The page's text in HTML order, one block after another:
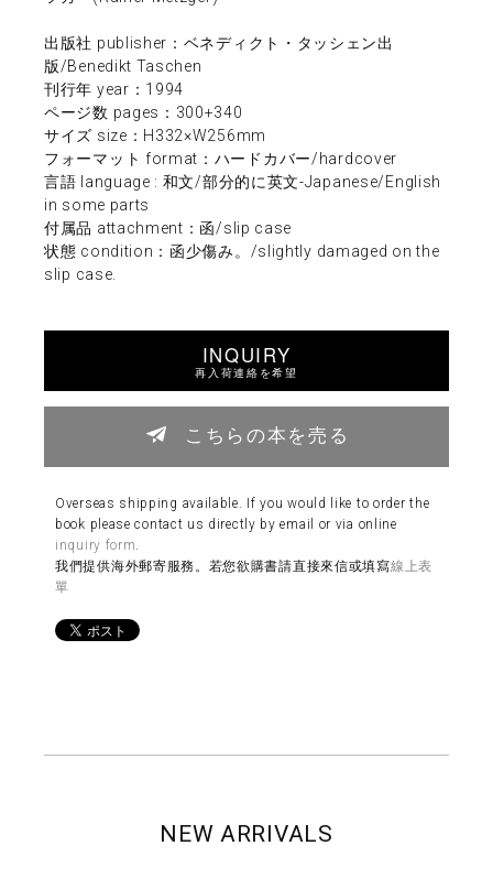
出版社 publisher：ベネディクト・タッシェン出
版/Benedikt Taschen
刊行年 year：1994
ページ数 pages：300+340
サイズ size：H332×W256mm
フォーマット format：ハードカバー/hardcover
言語 language : 和文/部分的に英文-Japanese/English
in some parts
付属品 attachment：函/slip case
状態 condition：函少傷み。/slightly damaged on the
slip case.
INQUIRY
再入荷連絡を希望
こちらの本を売る
Overseas shipping available. If you would like to order the
book please contact us directly by email or via online
inquiry form
我們提供海外郵寄服務。若您欲購書請直接來信或填寫線上表
單
NEW ARRIVALS